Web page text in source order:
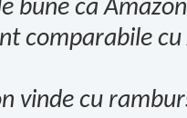
bune ca
comparabile cu
vinde cu